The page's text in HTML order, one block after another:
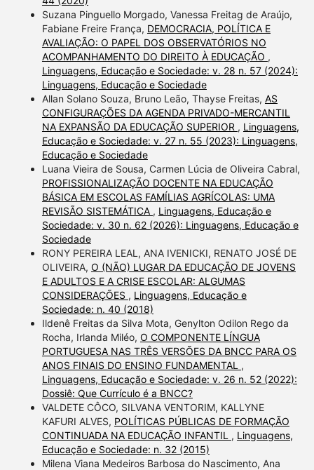
Suzana Pinguello Morgado, Vanessa Freitag de Araújo,
Fabiane Freire França, DEMOCRACIA, POLÍTICA E
AVALIAÇÃO: O PAPEL DOS OBSERVATÓRIOS NO
ACOMPANHAMENTO DO DIREITO À EDUCAÇÃO ,
Linguagens, Educação e Sociedade: v. 28 n. 57 (2024):
Linguagens, Educação e Sociedade
Allan Solano Souza, Bruno Leão, Thayse Freitas, AS
CONFIGURAÇÕES DA AGENDA PRIVADO-MERCANTIL
NA EXPANSÃO DA EDUCAÇÃO SUPERIOR , Linguagens,
Educação e Sociedade: v. 27 n. 55 (2023): Linguagens,
Educação e Sociedade
Luana Vieira de Sousa, Carmen Lúcia de Oliveira Cabral,
PROFISSIONALIZAÇÃO DOCENTE NA EDUCAÇÃO
BÁSICA EM ESCOLAS FAMÍLIAS AGRÍCOLAS: UMA
REVISÃO SISTEMÁTICA , Linguagens, Educação e
Sociedade: v. 30 n. 62 (2026): Linguagens, Educação e
Sociedade
RONY PEREIRA LEAL, ANA IVENICKI, RENATO JOSÉ DE
OLIVEIRA, O (NÃO) LUGAR DA EDUCAÇÃO DE JOVENS
E ADULTOS E A CRISE ESCOLAR: ALGUMAS
CONSIDERAÇÕES , Linguagens, Educação e
Sociedade: n. 40 (2018)
Ildenê Freitas da Silva Mota, Genylton Odilon Rego da
Rocha, Irlanda Miléo, O COMPONENTE LÍNGUA
PORTUGUESA NAS TRÊS VERSÕES DA BNCC PARA OS
ANOS FINAIS DO ENSINO FUNDAMENTAL ,
Linguagens, Educação e Sociedade: v. 26 n. 52 (2022):
Dossiê: Que Currículo é a BNCC?
VALDETE CÔCO, SILVANA VENTORIM, KALLYNE
KAFURI ALVES, POLÍTICAS PÚBLICAS DE FORMAÇÃO
CONTINUADA NA EDUCAÇÃO INFANTIL , Linguagens,
Educação e Sociedade: n. 32 (2015)
Milena Viana Medeiros Barbosa do Nascimento, Ana